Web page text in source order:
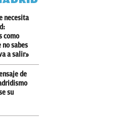
necesita
como
no sabes
a salir»
de
su